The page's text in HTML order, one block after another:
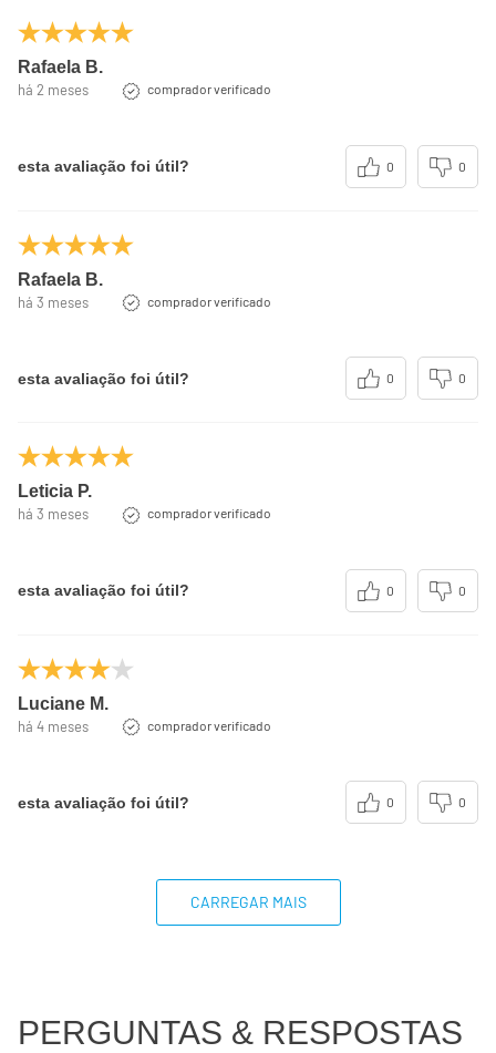
Rafaela B.
há 2 meses comprador verificado
esta avaliação foi útil? 0 0
Rafaela B.
há 3 meses comprador verificado
esta avaliação foi útil? 0 0
Leticia P.
há 3 meses comprador verificado
esta avaliação foi útil? 0 0
Luciane M.
há 4 meses comprador verificado
esta avaliação foi útil? 0 0
CARREGAR MAIS
PERGUNTAS & RESPOSTAS